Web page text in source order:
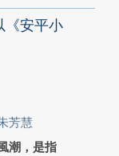
《安平小
芳慧
潮，是指